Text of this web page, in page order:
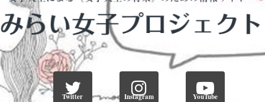
Twitter Instagram YouTube